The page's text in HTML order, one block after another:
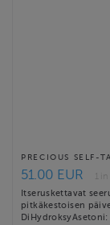
PRECIOUS SELF-
51.00 EUR
1
Itseruskettavat
pitkäkestoisen